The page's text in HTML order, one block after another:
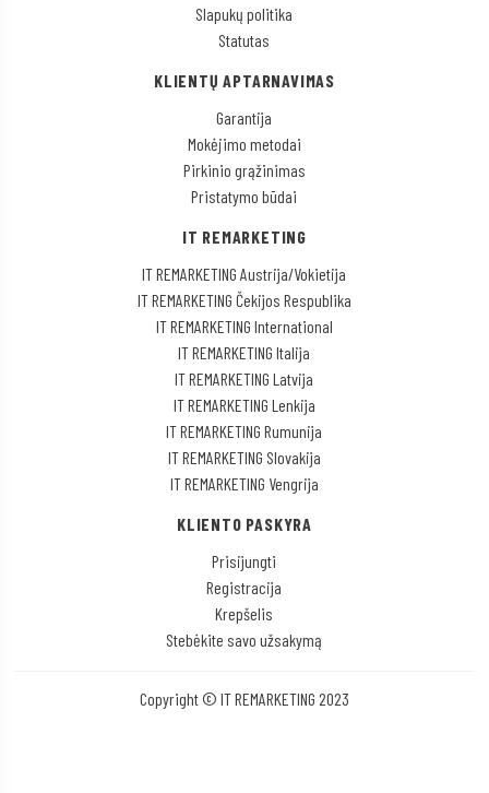
Slapukų politika
Statutas
KLIENTŲ APTARNAVIMAS
Garantija
Mokėjimo metodai
Pirkinio grąžinimas
Pristatymo būdai
IT REMARKETING
IT REMARKETING Austrija/Vokietija
IT REMARKETING Čekijos Respublika
IT REMARKETING International
IT REMARKETING Italija
IT REMARKETING Latvija
IT REMARKETING Lenkija
IT REMARKETING Rumunija
IT REMARKETING Slovakija
IT REMARKETING Vengrija
KLIENTO PASKYRA
Prisijungti
Registracija
Krepšelis
Stebėkite savo užsakymą
Copyright © IT REMARKETING 2023